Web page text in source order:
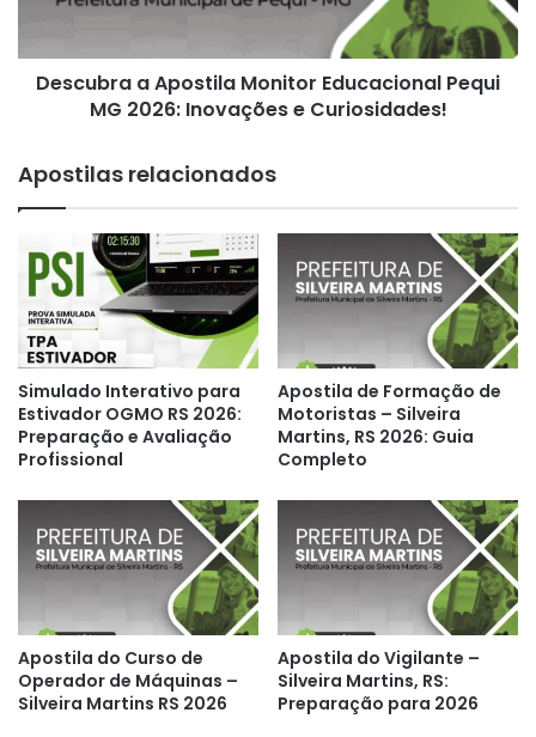
Inovações
Curiosidades!
Descubra a Apostila Monitor Educacional Pequi
MG 2026: Inovações e Curiosidades!
Apostilas relacionados
Simulado Interativo para
Estivador OGMO RS 2026:
Preparação e Avaliação
Profissional
Apostila de Formação de
Motoristas – Silveira
Martins, RS 2026: Guia
Completo
Apostila do Curso de
Operador de Máquinas –
Silveira Martins RS 2026
Apostila do Vigilante –
Silveira Martins, RS:
Preparação para 2026